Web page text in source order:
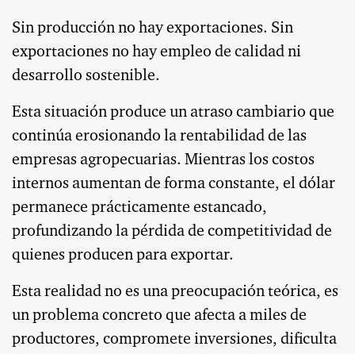
Sin producción no hay exportaciones. Sin
exportaciones no hay empleo de calidad ni
desarrollo sostenible.
Esta situación produce un atraso cambiario que
continúa erosionando la rentabilidad de las
empresas agropecuarias. Mientras los costos
internos aumentan de forma constante, el dólar
permanece prácticamente estancado,
profundizando la pérdida de competitividad de
quienes producen para exportar.
Esta realidad no es una preocupación teórica, es
un problema concreto que afecta a miles de
productores, compromete inversiones, dificulta